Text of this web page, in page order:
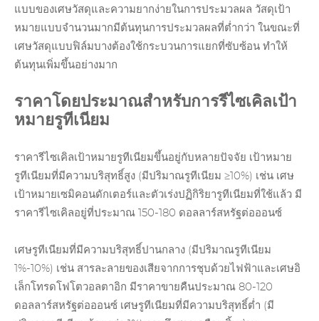
แบบของเศษวัสดุและความยากง่ายในการประมวลผล วัสดุเป้า
หมายแบบจำนวนมากมีต้นทุนการประมวลผลที่ต่ำกว่า ในขณะที่
เศษวัสดุแบบฟิล์มบางต้องใช้กระบวนการแยกที่ซับซ้อน ทำให้
ต้นทุนเพิ่มขึ้นอย่างมาก
ราคาโดยประมาณสำหรับการรีไซเคิลเป้า
หมายรูทีเนียม
ราคารีไซเคิลเป้าหมายรูทีเนียมขึ้นอยู่กับหลายปัจจัย เป้าหมาย
รูทีเนียมที่มีความบริสุทธิ์สูง (มีปริมาณรูทีเนียม ≥10%) เช่น เศษ
เป้าหมายเซมิคอนดักเตอร์และตัวเร่งปฏิกิริยารูทีเนียมที่ใช้แล้ว มี
ราคารีไซเคิลอยู่ที่ประมาณ 150-180 ดอลลาร์สหรัฐต่อออนซ์
เศษรูทีเนียมที่มีความบริสุทธิ์ปานกลาง (มีปริมาณรูทีเนียม
1%-10%) เช่น สารละลายของเสียจากการชุบด้วยไฟฟ้าและเศษอิ
เล็กโทรดโฟโตวอลตาอิก มีราคาขายคืนประมาณ 80-120
ดอลลาร์สหรัฐต่อออนซ์ เศษรูทีเนียมที่มีความบริสุทธิ์ต่ำ (มี